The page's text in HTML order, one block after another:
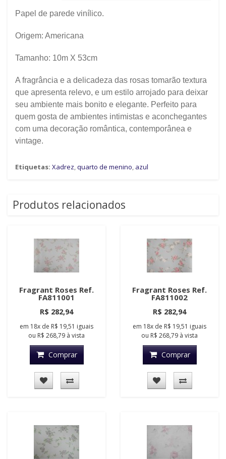
Papel de parede vinílico.
Origem: Americana
Tamanho: 10m X 53cm
A fragrância e a delicadeza das rosas tomarão textura
que apresenta relevo, e um estilo arrojado para deixar
seu ambiente mais bonito e elegante. Perfeito para
quem gosta de ambientes intimistas e aconchegantes
com uma decoração romântica, contemporânea e
vintage.
Etiquetas: Xadrez,quarto de menino, azul
Produtos relacionados
Fragrant Roses Ref.
FA811001
R$ 282,94
em 18x de R$ 19,51 iguais
ou R$ 268,79 à vista
Comprar
Fragrant Roses Ref.
FA811002
R$ 282,94
em 18x de R$ 19,51 iguais
ou R$ 268,79 à vista
Comprar